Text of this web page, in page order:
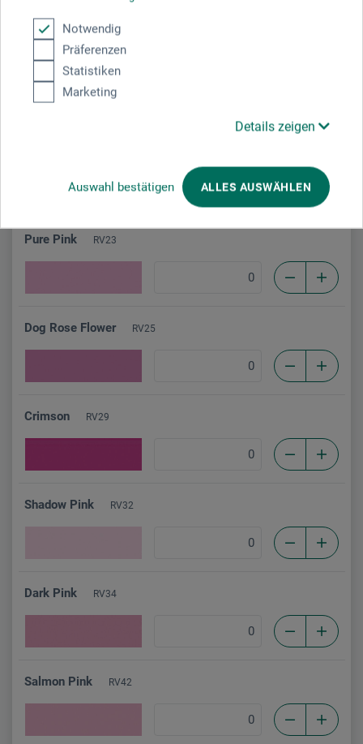
Notwendig
Präferenzen
Statistiken
Marketing
Details zeigen
Auswahl bestätigen ALLES AUSWÄHLEN
Red Violet RV19
Pure Pink RV23
Dog Rose Flower RV25
Crimson RV29
Shadow Pink RV32
Dark Pink RV34
Salmon Pink RV42